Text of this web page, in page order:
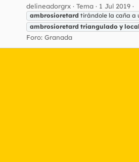
delineadorgrx Tema 1 Jul 2019
ambrosioretard tirándole la caña a
ambrosioretard triangulado y
Foro: Granada